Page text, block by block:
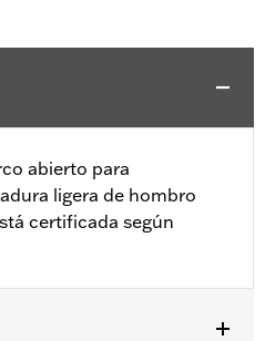
abierto para
ligera de hombro
certificada según